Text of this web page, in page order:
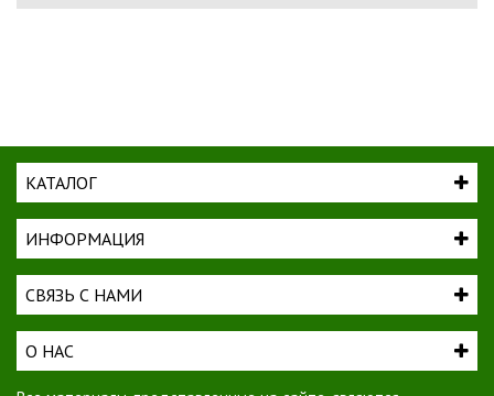
КАТАЛОГ
ИНФОРМАЦИЯ
СВЯЗЬ С НАМИ
О НАС